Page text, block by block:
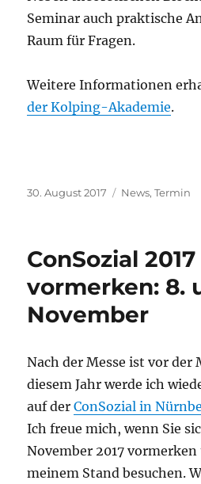
Seminar auch praktische
Raum für Fragen.
Weitere Informationen
der Kolping-Akademie.
Veröffentlicht
30. August 2017 Kategorien
News,Termin
ConSozial
vormerken: 8.
November
Nach der Messe ist vor der
diesem Jahr werde ich
auf derConSozial in
Ich freue mich, wenn Sie
November 2017
meinem Stand besuchen.